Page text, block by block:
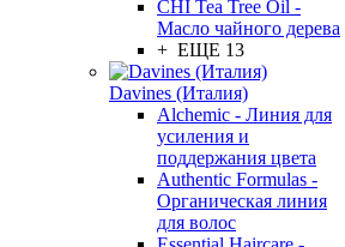
CHI Tea Tree Oil -
Масло чайного дерева
+ ЕЩЕ 13
Davines (Италия)
Alchemic - Линия для
усиления и
поддержания цвета
Authentic Formulas -
Органическая линия
для волос